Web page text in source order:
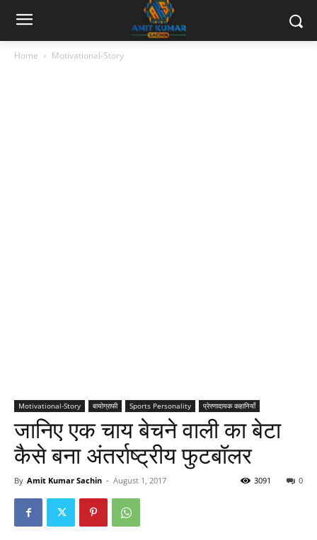
Home Motivational-Story
Motivational-Story बायोग्राफी Sports Personality प्रेरणादायक कहानियाँ
जानिए एक चाय बेचने वाली का बेटा
कैसे बना अंतर्राष्ट्रीय फुटबॉलर
By Amit Kumar Sachin - August 1, 2017 0
3091